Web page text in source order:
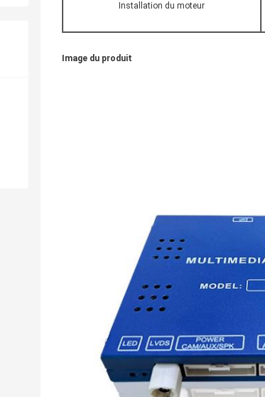
Installation du moteur
Image du produit